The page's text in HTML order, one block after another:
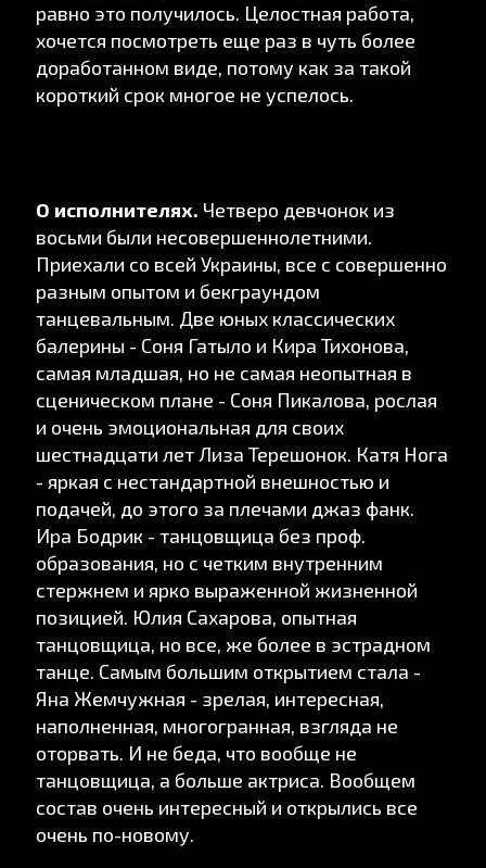
равно это получилось. Целостная работа,
хочется посмотреть еще раз в чуть более
доработанном виде, потому как за такой
короткий срок многое не успелось.
О исполнителях. Четверо девчонок из
восьми были несовершеннолетними.
Приехали со всей Украины, все с совершенно
разным опытом и бекграундом
танцевальным. Две юных классических
балерины - Соня Гатыло и Кира Тихонова,
самая младшая, но не самая неопытная в
сценическом плане - Соня Пикалова, рослая
и очень эмоциональная для своих
шестнадцати лет Лиза Терешонок. Катя Нога
- яркая с нестандартной внешностью и
подачей, до этого за плечами джаз фанк.
Ира Бодрик - танцовщица без проф.
образования, но с четким внутренним
стержнем и ярко выраженной жизненной
позицией. Юлия Сахарова, опытная
танцовщица, но все, же более в эстрадном
танце. Самым большим открытием стала -
Яна Жемчужная - зрелая, интересная,
наполненная, многогранная, взгляда не
оторвать. И не беда, что вообще не
танцовщица, а больше актриса. Вообщем
состав очень интересный и открылись все
очень по-новому.